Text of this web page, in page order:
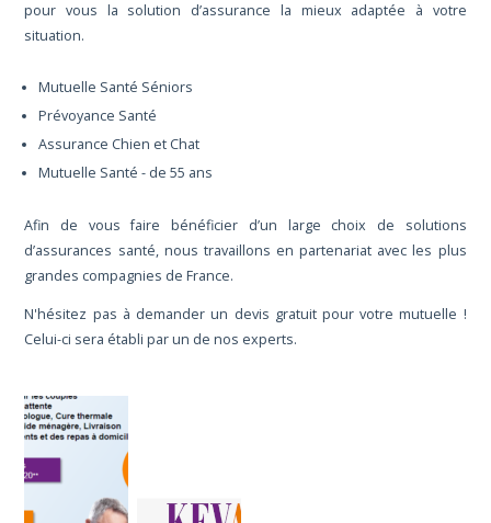
pour vous la solution d’assurance la mieux adaptée à votre
situation.
Mutuelle Santé Séniors
Prévoyance Santé
Assurance Chien et Chat
Mutuelle Santé - de 55 ans
Afin de vous faire bénéficier d’un large choix de solutions
d’assurances santé, nous travaillons en partenariat avec les plus
grandes compagnies de France.
N'hésitez pas à demander un devis gratuit pour votre mutuelle !
Celui-ci sera établi par un de nos experts.